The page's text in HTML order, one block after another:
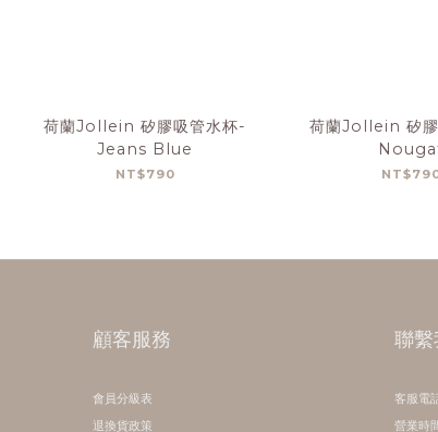
荷蘭Jollein 矽膠吸管水杯-
Jeans Blue
NT$790
荷蘭Jollein 矽
顧客服務
會員分級表
退換貨政策
聯繫
客服電
營業時